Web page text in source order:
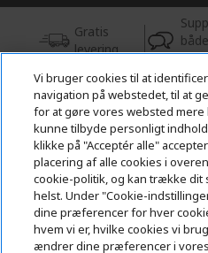
Gratis
levering
© 2026 Acer Inc.
CPYou BV er autoriseret
tjenester, der tilbydes i denne
Vi bruger cookies til at
navigation på webstedet, til at
for at gøre vores websted
kunne tilbyde personligt
klikke på "Acceptér alle"
placering af alle cookies i
cookie-politik, og kan trække dit
helst. Under "Cookie-
dine præferencer for hver
hvem vi er, hvilke cookies vi
ændrer dine præferencer i vores